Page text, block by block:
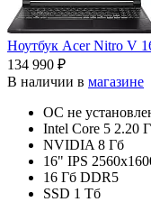
Ноутбук Acer Nitro V
134 990 ₽
В наличии в магазине
ОС не
Intel Core 5 2.20
NVIDIA 8 Гб
16" IPS
16 Гб DDR5
SSD 1 Тб